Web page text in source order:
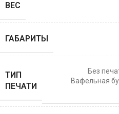
ВЕС
ГАБАРИТЫ
ТИП
ПЕЧАТИ
Без
Вафельная